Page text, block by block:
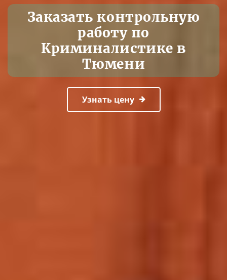
Заказать контрольную
работу по
Криминалистике в
Тюмени
Узнать цену